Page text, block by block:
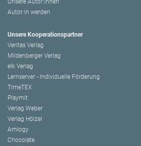
Autor:in werden
Unsere Kooperationspartner
Veritas Verlag
Mildenberger Verlag
elk Verlag
Lernserver - Individuelle Förderung
TimeTEX
Playmit
Verlag Weber
Verlag Hölzel
Amlogy
Chocolate